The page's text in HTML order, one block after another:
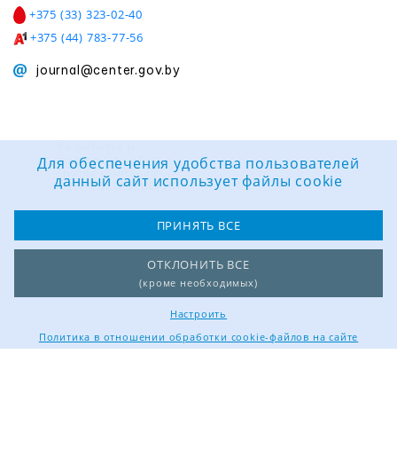
+375 (33) 323-02-40
+375 (44) 783-77-56
journal@center.gov.by
поддержка сайта:
Группа компаний
«ЦВР «ОКТЯБРЬСКИЙ»
Для обеспечения удобства пользователей
данный сайт использует файлы cookie
ПРИНЯТЬ ВСЕ
ОТКЛОНИТЬ ВСЕ
(кроме необходимых)
Настроить
Политика в отношении обработки cookie-файлов на сайте